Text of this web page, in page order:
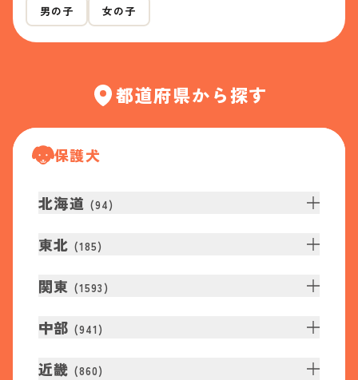
男の子 女の子
都道府県から探す
保護犬
北海道 (94)
東北 (185)
関東 (1593 )
中部 (941 )
近畿 (860)